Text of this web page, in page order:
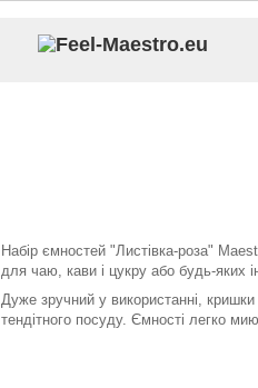
Набір ємностей "Листівка-роза"
для чаю, кави і цукру або будь-яких
Дуже зручний у використанні,
тендітного посуду. Ємності легко